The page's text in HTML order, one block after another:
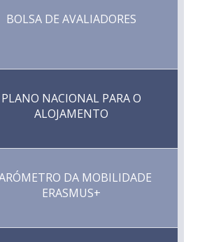
BOLSA DE AVALIADORES
PLANO NACIONAL PARA O
ALOJAMENTO
DA MOBILIDADE
ERASMUS+